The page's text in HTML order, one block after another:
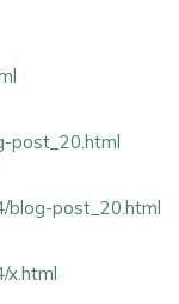
post_20.html
blog-post_20.html